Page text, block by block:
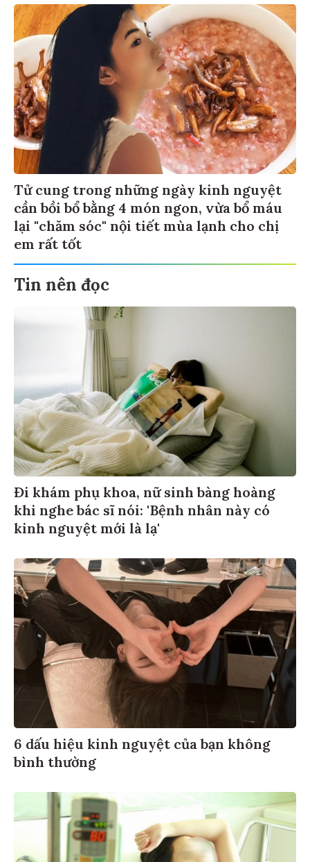
Tử cung trong những ngày kinh nguyệt
cần bồi bổ bằng 4 món ngon, vừa bổ máu
lại "chăm sóc" nội tiết mùa lạnh cho chị
em rất tốt
Tin nên đọc
Đi khám phụ khoa, nữ sinh bàng hoàng
khi nghe bác sĩ nói: 'Bệnh nhân này có
kinh nguyệt mới là lạ'
6 dấu hiệu kinh nguyệt của bạn không
bình thường